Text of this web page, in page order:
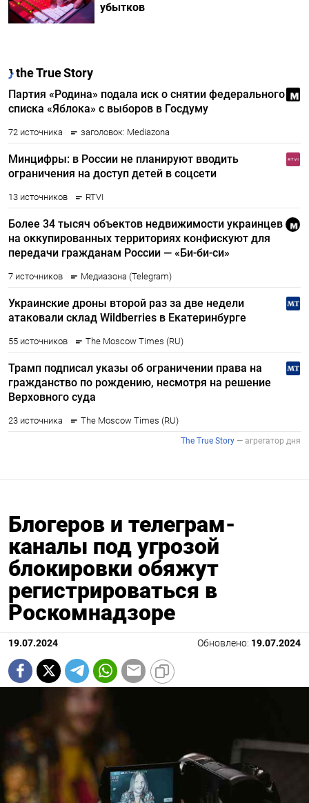
убытков
Блогеров и телеграм-
каналы под угрозой
блокировки обяжут
регистрироваться в
Роскомнадзоре
19.07.2024 Обновлено: 19.07.2024